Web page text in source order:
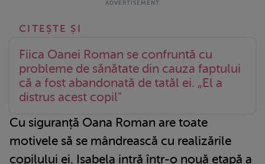
Fiica Oanei Roman se confruntă cu
probleme de sănătate din cauza faptului
că a fost abandonată de tatăl ei. „El a
distrus acest copil"
Cu siguranță Oana Roman are toate
motivele să se mândrească cu realizările
copilului ei. Isabela intră într-o nouă etapă a